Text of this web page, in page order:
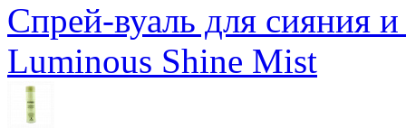
Спрей-вуаль для сияния
Luminous Shine Mist